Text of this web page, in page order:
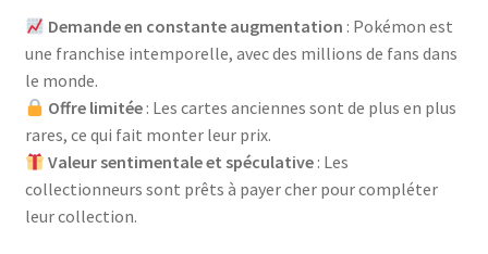
Demande en constante augmentation : Pokémon est
une franchise intemporelle, avec des millions de fans dans
le monde.
Offre limitée: Les cartes anciennes sont de plus en plus
rares, ce qui fait monter leur prix.
Valeur sentimentale et spéculative: Les
collectionneurs sont prêts à payer cher pour compléter
leur collection.